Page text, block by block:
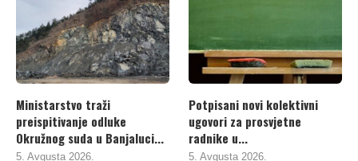
Ministarstvo traži
preispitivanje odluke
Okružnog suda u Banjaluci...
5. Avgusta 2026.
Potpisani novi kolektivni
ugovori za prosvjetne
radnike u...
5. Avgusta 2026.